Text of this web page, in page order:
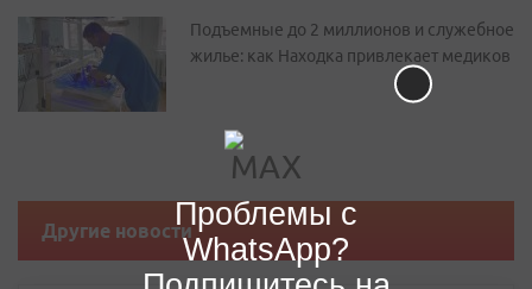
Подъемные до 2 миллионов и служебное
жилье: как Находка привлекает медиков
Другие новостиПроблемы с
WhatsApp?